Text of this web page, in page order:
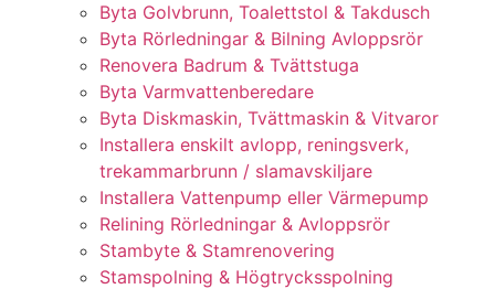
Byta Golvbrunn, Toalettstol & Takdusch
Byta Rörledningar & Bilning Avloppsrör
Renovera Badrum & Tvättstuga
Byta Varmvattenberedare
Byta Diskmaskin, Tvättmaskin & Vitvaror
Installera enskilt avlopp, reningsverk,
trekammarbrunn / slamavskiljare
Installera Vattenpump eller Värmepump
Relining Rörledningar & Avloppsrör
Stambyte & Stamrenovering
Stamspolning & Högtrycksspolning